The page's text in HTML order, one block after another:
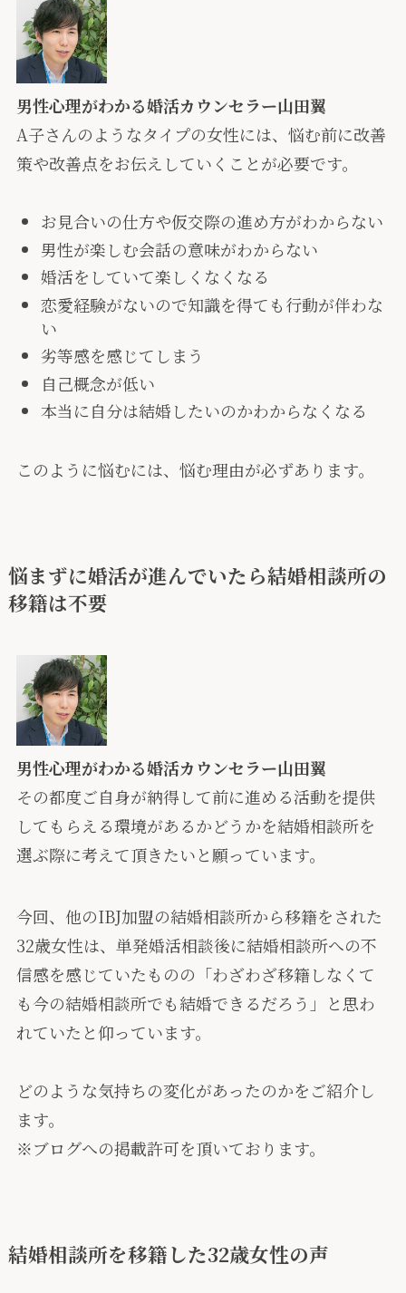
男性心理がわかる婚活カウンセラー山田翼
A子さんのようなタイプの女性には、悩む前に改善
策や改善点をお伝えしていくことが必要です。
お見合いの仕方や仮交際の進め方がわからない
男性が楽しむ会話の意味がわからない
婚活をしていて楽しくなくなる
恋愛経験がないので知識を得ても行動が伴わな
い
劣等感を感じてしまう
自己概念が低い
本当に自分は結婚したいのかわからなくなる
このように悩むには、悩む理由が必ずあります。
悩まずに婚活が進んでいたら結婚相談所の
移籍は不要
男性心理がわかる婚活カウンセラー山田翼
その都度ご自身が納得して前に進める活動を提供
してもらえる環境があるかどうかを結婚相談所を
選ぶ際に考えて頂きたいと願っています。
今回、他のIBJ加盟の結婚相談所から移籍をされた
32歳女性は、単発婚活相談後に結婚相談所への不
信感を感じていたものの「わざわざ移籍しなくて
も今の結婚相談所でも結婚できるだろう」と思わ
れていたと仰っています。
どのような気持ちの変化があったのかをご紹介し
ます。
※ブログへの掲載許可を頂いております。
結婚相談所を移籍した32歳女性の声